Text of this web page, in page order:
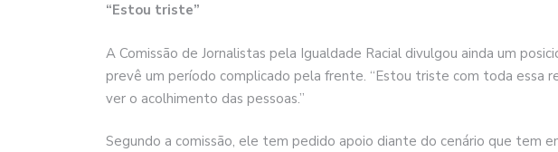
“Estou triste”
A Comissão de Jornalistas pela Igualdade Racial divulgou ainda um
prevê um período complicado pela frente. “Estou triste com toda essa
ver o acolhimento das pessoas.”
Segundo a comissão, ele tem pedido apoio diante do cenário que tem